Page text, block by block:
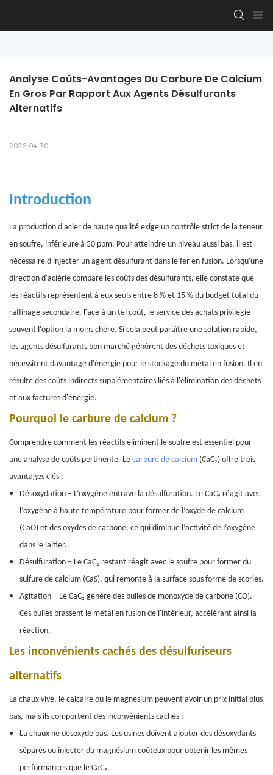
Analyse Coûts-Avantages Du Carbure De Calcium
En Gros Par Rapport Aux Agents Désulfurants
Alternatifs
2026-04-30
Introduction
La production d'acier de haute qualité exige un contrôle strict de la teneur
en soufre, inférieure à 50 ppm. Pour atteindre un niveau aussi bas, il est
nécessaire d'injecter un agent désulfurant dans le fer en fusion. Lorsqu'une
direction d'aciérie compare les coûts des désulfurants, elle constate que
les réactifs représentent à eux seuls entre 8 % et 15 % du budget total du
raffinage secondaire. Face à un tel coût, le service des achats privilégie
souvent l'option la moins chère. Si cela peut paraître une solution rapide,
les agents désulfurants bon marché génèrent des déchets toxiques et
nécessitent davantage d'énergie pour le stockage du métal en fusion. Il en
résulte des coûts indirects supplémentaires liés à l'élimination des déchets
et aux factures d'énergie.
Pourquoi le carbure de calcium ?
Comprendre comment les réactifs éliminent le soufre est essentiel pour
une analyse de coûts pertinente. Le carbure de calcium (CaC₂) offre trois
avantages clés :
Désoxydation – L’oxygène entrave la désulfuration. Le CaC₂ réagit avec
l’oxygène à haute température pour former de l’oxyde de calcium
(CaO) et des oxydes de carbone, ce qui diminue l’activité de l’oxygène
dans le laitier.
Désulfuration – Le CaC₂ restant réagit avec le soufre pour former du
sulfure de calcium (CaS), qui remonte à la surface sous forme de scories.
Agitation – Le CaC₂ génère des bulles de monoxyde de carbone (CO).
Ces bulles brassent le métal en fusion de l'intérieur, accélérant ainsi la
réaction.
Les inconvénients cachés des désulfuriseurs
alternatifs
La chaux vive, le calcaire ou le magnésium peuvent avoir un prix initial plus
bas, mais ils comportent des inconvénients cachés :
La chaux ne désoxyde pas. Les usines doivent ajouter des désoxydants
séparés ou injecter du magnésium coûteux pour obtenir les mêmes
performances que le CaC₂.